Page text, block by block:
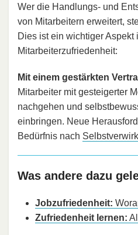
Wer die Handlungs- und
von Mitarbeitern erweitert,
Dies ist ein wichtiger Aspekt
Mitarbeiterzufriedenheit:
Mit einem gestärkten
Mitarbeiter mit gesteigerter
nachgehen und
einbringen. Neue
Bedürfnis nach
Was andere dazu
Jobzufriedenheit:
Zufriedenheit lernen: